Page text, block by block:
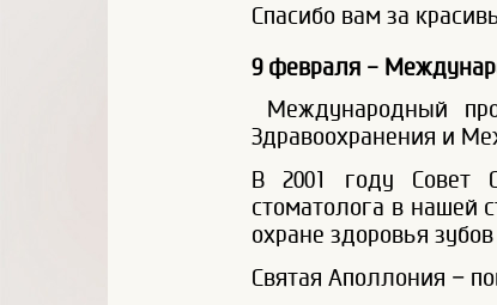
Спасибо вам за
9 февраля -
Международный
Здравоохранения и
В 2001 году Совет
стоматолога в нашей
охране здоровья
Святая Аполлония –